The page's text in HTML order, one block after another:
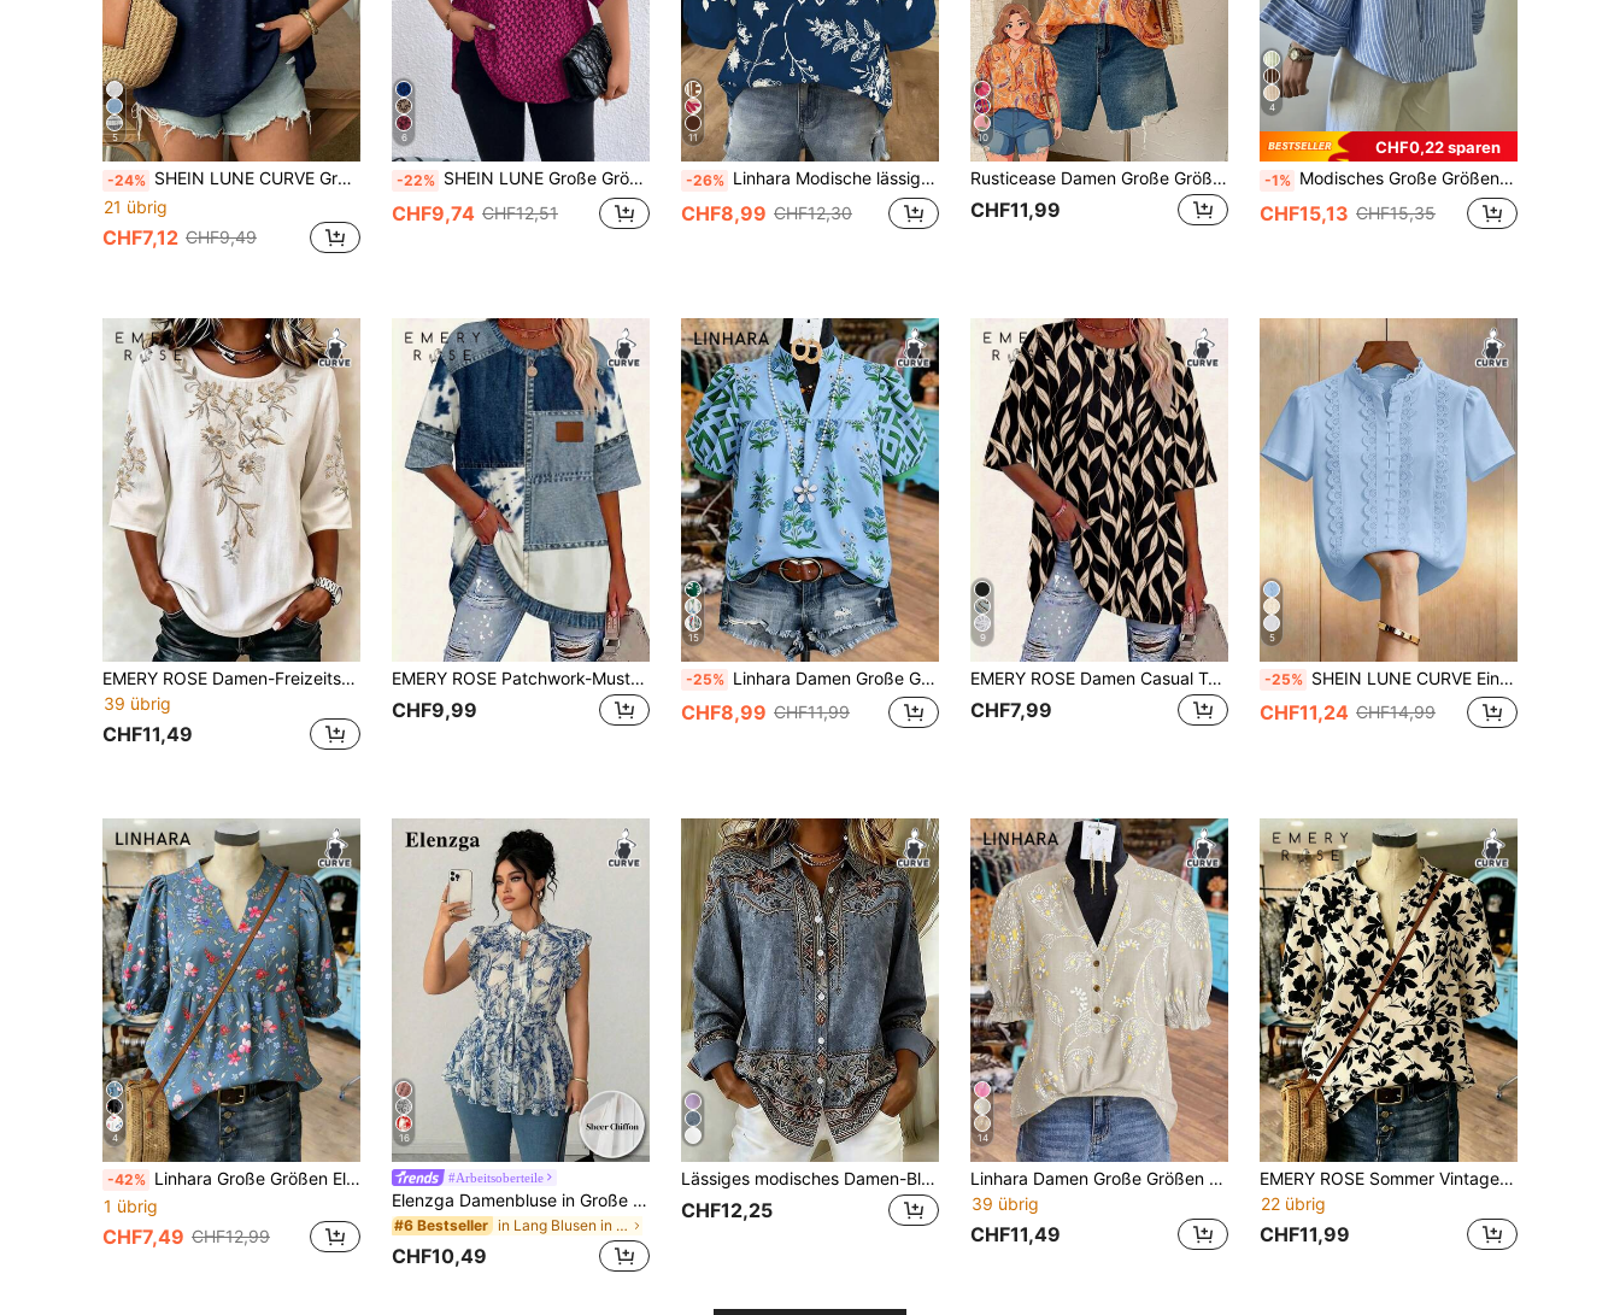
5
-24% SHEIN LUNE CURVE Große Größen Mode Urlaub Spitzen-Patchwork Rundhals Bluse für Reisen
21 übrig
CHF7,12 CHF9,49
6
-22% SHEIN LUNE Große Größe Bluse mit All Over Print gerollten Ärmeln, Popover
CHF9,74 CHF12,51
11
-26% Linhara Modische lässige Vintage-Bluse mit 3/4-Ärmeln, blau Muster, elegant für Urlaub und Pendeln
CHF8,99 CHF12,30
10
Rusticease Damen Große Größen Frühling Lässig Boho Urlaub Paisley Muster Bluse, Sommer für Strandurlaub Landhausstil Feiertag
CHF11,99
4
CHF0,22 sparen
-1% Modisches Große Größen-Hemd, blau gestreifter Hemdkragen, gewebtes Top, Drop-Shoulder-Design, Knopfdetails, kreiert einen modischen Look,
CHF15,13 CHF15,35
EMERY ROSE Damen-Freizeitshirt in Große Größen aus gewebtem Stoff für den Herbst, Resort-Stil
39 übrig
CHF11,49
EMERY ROSE Patchwork-Muster Twill-Textur Rundhals Kurzarm Lässig T-Shirt in Große Größen, Frühling
CHF9,99
15
-25% Linhara Damen Große Größen Urlaubs Puffärmel V-Ausschnitt Casual Ferien Bedruckte Bluse, Frühling/Sommer Boho Stil Vintage Tops
CHF8,99 CHF11,99
9
EMERY ROSE Damen Casual T-Shirt mit Pflanzen-Muster in Große Größen, Rundhalsausschnitt
CHF7,99
5
-25% SHEIN LUNE CURVE Einfaches Kurzarm-Shirt in Große Größen
CHF11,24 CHF14,99
4
-42% Linhara Große Größen Elegante Lässig Bluse mit V-Ausschnitt und 3/4 Ärmeln mit kleinem Blumenmuster
1 übrig
CHF7,49 CHF12,99
16
#Arbeitsoberteile
Elenzga Damenbluse in Große Größen, blau-weißes Rüschen-Chiffon-Sommer-Top mit elegantem Muster und flatternden Ärmeln, lässig-modern für Date Night und Gala, neueste Mode
#6 Bestseller in Lang Blusen in Übergröße
CHF10,49
Lässiges modisches Damen-Bluse in Große Größen mit Blumenmuster, leicht, langärmlig, mit Knopfleiste
CHF12,25
14
Linhara Damen Große Größen Bunter Blume Muster Leinen-ähnlicher Strukturierter V-Ausschnitt Knopf Dekor Puffärmel Elastischer Bund Lässig Pendler Chic Elegant Vielseitig Ins Landstil Romantisch Date Straße Retro Strand Resort Frühling/Sommer Neue Aprikose Puffärmel Bluse, Aprikose V-Ausschnitt Vintage Blume Muster Hemd
39 übrig
CHF11,49
EMERY ROSE Sommer Vintage Schwarze Blumen Bluse, kurzärmelige bequeme Bluse, Lässig Muster, Damen Bluse in Große Größen.
22 übrig
CHF11,99